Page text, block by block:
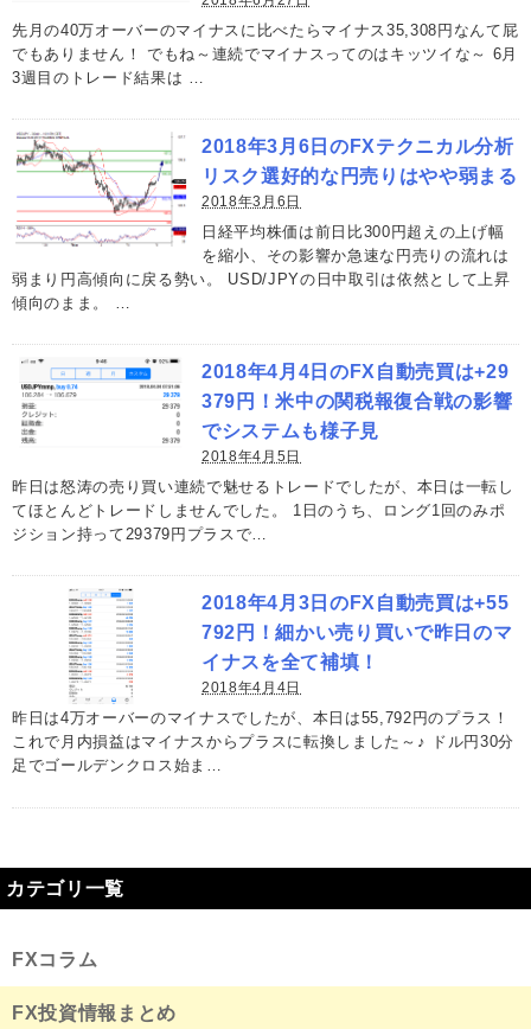
先月の40万オーバーのマイナスに比べたらマイナス35,308円なんて屁
でもありません！ でもね～連続でマイナスってのはキッツイな～ 6月
3週目のトレード結果は …
2018年3月6日のFXテクニカル分析
リスク選好的な円売りはやや弱まる
2018年3月6日
日経平均株価は前日比300円超えの上げ幅
を縮小、その影響か急速な円売りの流れは
弱まり円高傾向に戻る勢い。 USD/JPYの日中取引は依然として上昇
傾向のまま。 …
2018年4月4日のFX自動売買は+29
379円！米中の関税報復合戦の影響
でシステムも様子見
2018年4月5日
昨日は怒涛の売り買い連続で魅せるトレードでしたが、本日は一転し
てほとんどトレードしませんでした。 1日のうち、ロング1回のみポ
ジション持って29379円プラスで…
2018年4月3日のFX自動売買は+55
792円！細かい売り買いで昨日のマ
イナスを全て補填！
2018年4月4日
昨日は4万オーバーのマイナスでしたが、本日は55,792円のプラス！
これで月内損益はマイナスからプラスに転換しました～♪ ドル円30分
足でゴールデンクロス始ま…
カテゴリ一覧
FXコラム
FX投資情報まとめ